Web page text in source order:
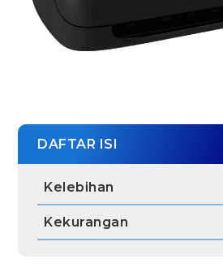
DAFTAR ISI
Kelebihan
Kekurangan